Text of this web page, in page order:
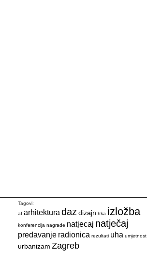
Tagovi:
af arhitektura daz dizajn hka izložba
konferencija nagrade natjecaj natječaj
predavanje radionica rezultati uha umjetnost
urbanizam Zagreb